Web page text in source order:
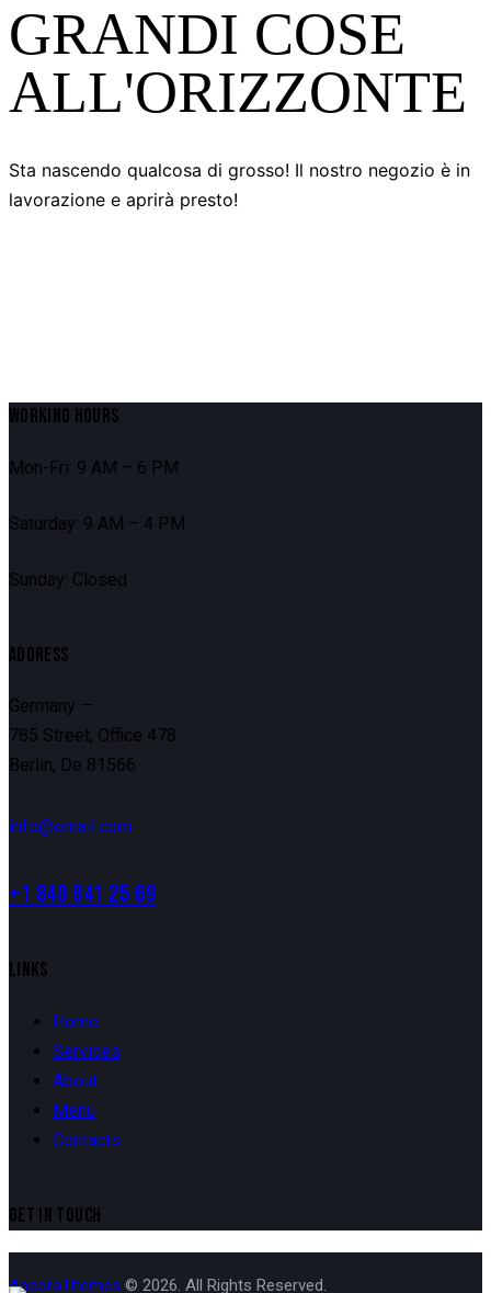
GRANDI COSE
ALL'ORIZZONTE
Sta nascendo qualcosa di grosso! Il nostro negozio è in
lavorazione e aprirà presto!
WORKING HOURS
Mon-Fri: 9 AM – 6 PM
Saturday: 9 AM – 4 PM
Sunday: Closed
ADDRESS
Germany —
785 Street, Office 478
Berlin, De 81566
info@email.com
+1 840 841 25 69
LINKS
Home
Services
About
Menu
Contacts
GET IN TOUCH
AncoraThemes © 2026. All Rights Reserved.